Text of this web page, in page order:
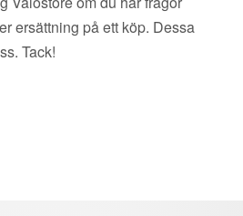
ersättning på ett köp. Dessa
Tack!